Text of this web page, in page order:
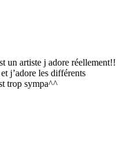
un artiste j adore réellement!!
j’adore les différents
trop sympa^^